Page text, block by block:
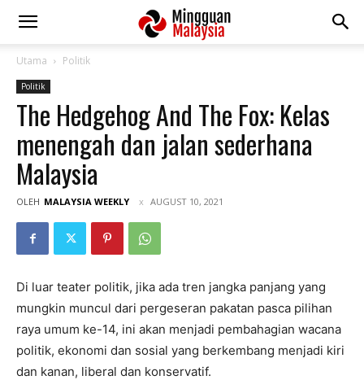
Utama Politik
Politik
The Hedgehog And The Fox: Kelas
menengah dan jalan sederhana
Malaysia
OLEH MALAYSIA WEEKLY AUGUST 10, 2021
Di luar teater politik, jika ada tren jangka panjang yang
mungkin muncul dari pergeseran pakatan pasca pilihan
raya umum ke-14, ini akan menjadi pembahagian wacana
politik, ekonomi dan sosial yang berkembang menjadi kiri
dan kanan, liberal dan konservatif.